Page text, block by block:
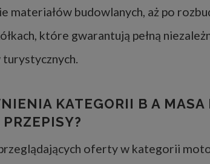
materiałów budowlanych, aż po
które gwarantują pełną
KATEGORII B A MASA
oferty w kategorii